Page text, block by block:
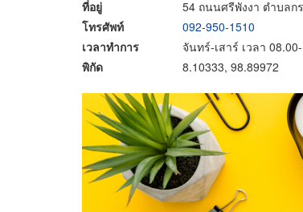
ที่อยู่
54 ถนนศรีพังงา ตำบลก
โทรศัพท์
092-950-1510
เวลาทำการ
จันทร์-เสาร์ เวลา
พิกัด
8.10333, 98.89972